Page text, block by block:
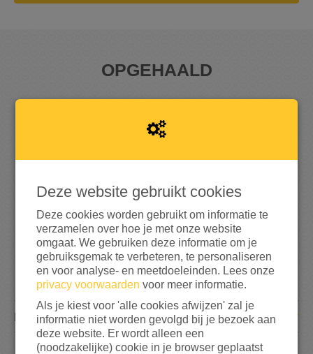
OPGEHAALD
1
bereikt van mijn streefbedrag
7
DONATIES
Deze website gebruikt cookies
Deze cookies worden gebruikt om informatie te
verzamelen over hoe je met onze website
omgaat. We gebruiken deze informatie om je
gebruiksgemak te verbeteren, te personaliseren
en voor analyse- en meetdoeleinden. Lees onze
privacy voorwaarden voor meer informatie.
Als je kiest voor 'alle cookies afwijzen' zal je
informatie niet worden gevolgd bij je bezoek aan
deze website. Er wordt alleen een
(noodzakelijke) cookie in je browser geplaatst